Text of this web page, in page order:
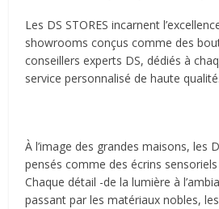
Les DS STORES incarnent
showrooms conçus comme des
conseillers experts DS, dédiés à
service personnalisé de haute qualité.
À l’image des grandes maisons, les
pensés comme des écrins
Chaque détail -de la lumière à
passant par les matériaux nobles,